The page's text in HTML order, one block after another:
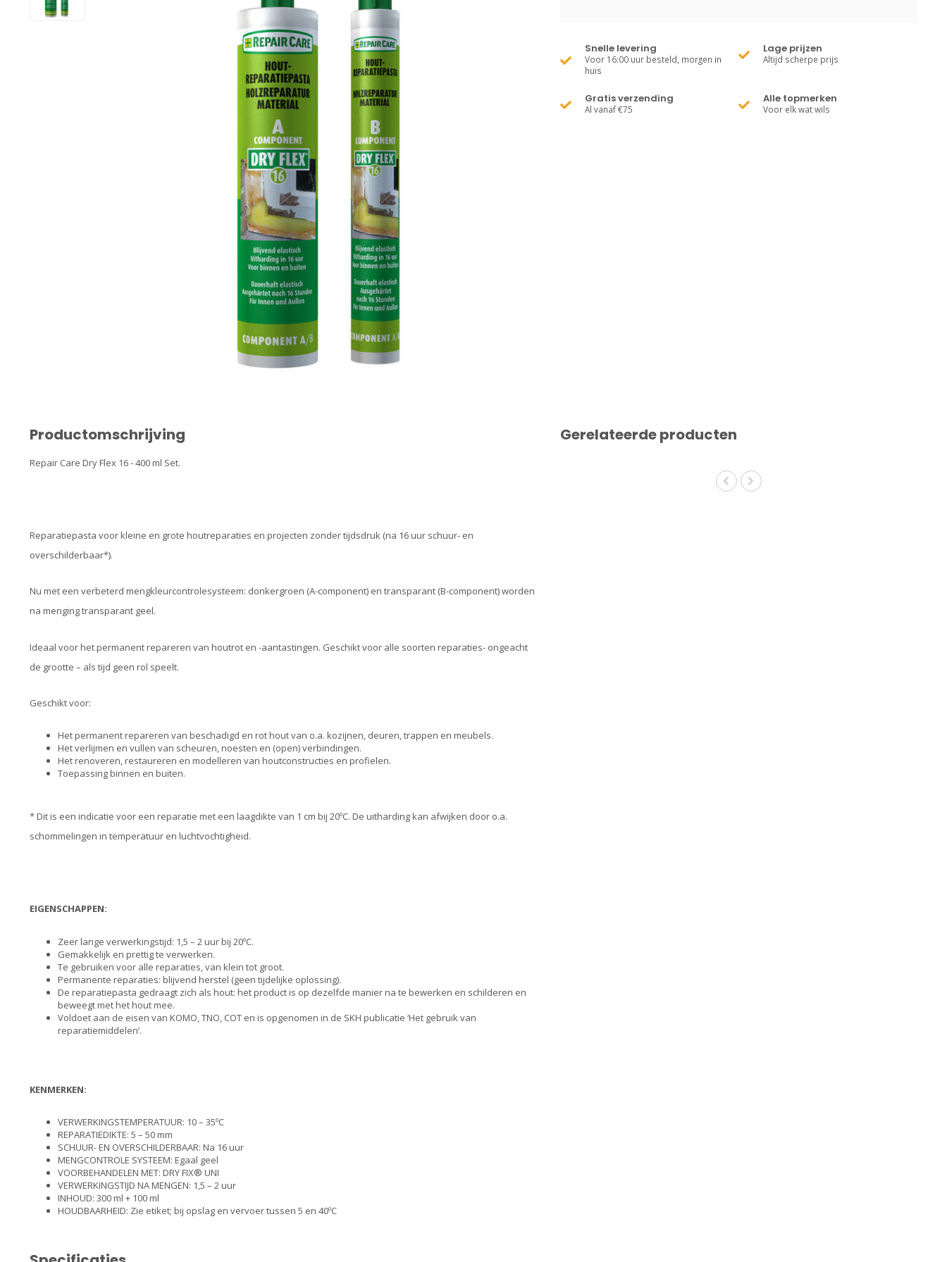
Snelle levering
Voor 16:00 uur besteld, morgen in
huis
Lage prijzen
Altijd scherpe prijs
Gratis verzending
Al vanaf €75
Alle topmerken
Voor elk wat wils
Productomschrijving
Repair Care Dry Flex 16 - 400 ml Set.
Reparatiepasta voor kleine en grote houtreparaties en projecten zonder tijdsdruk (na 16 uur schuur- en
overschilderbaar*).
Nu met een verbeterd mengkleurcontrolesysteem: donkergroen (A-component) en transparant (B-component) worden
na menging transparant geel.
Ideaal voor het permanent repareren van houtrot en -aantastingen. Geschikt voor alle soorten reparaties- ongeacht
de grootte – als tijd geen rol speelt.
Geschikt voor:
Het permanent repareren van beschadigd en rot hout van o.a. kozijnen, deuren, trappen en meubels.
Het verlijmen en vullen van scheuren, noesten en (open) verbindingen.
Het renoveren, restaureren en modelleren van houtconstructies en profielen.
Toepassing binnen en buiten.
* Dit is een indicatie voor een reparatie met een laagdikte van 1 cm bij 20ºC. De uitharding kan afwijken door o.a.
schommelingen in temperatuur en luchtvochtigheid.
EIGENSCHAPPEN:
Zeer lange verwerkingstijd: 1,5 – 2 uur bij 20ºC.
Gemakkelijk en prettig te verwerken.
Te gebruiken voor alle reparaties, van klein tot groot.
Permanente reparaties: blijvend herstel (geen tijdelijke oplossing).
De reparatiepasta gedraagt zich als hout: het product is op dezelfde manier na te bewerken en schilderen en
beweegt met het hout mee.
Voldoet aan de eisen van KOMO, TNO, COT en is opgenomen in de SKH publicatie ‘Het gebruik van
reparatiemiddelen‘.
KENMERKEN:
VERWERKINGSTEMPERATUUR: 10 – 35ºC
REPARATIEDIKTE: 5 – 50 mm
SCHUUR- EN OVERSCHILDERBAAR: Na 16 uur
MENGCONTROLE SYSTEEM: Egaal geel
VOORBEHANDELEN MET: DRY FIX® UNI
VERWERKINGSTIJD NA MENGEN: 1,5 – 2 uur
INHOUD: 300 ml + 100 ml
HOUDBAARHEID: Zie etiket; bij opslag en vervoer tussen 5 en 40ºC
Gerelateerde producten